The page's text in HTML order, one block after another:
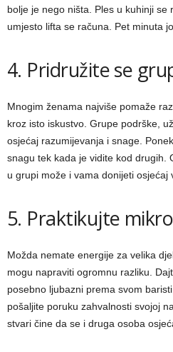
bolje je nego ništa. Ples u kuhinji
umjesto lifta se računa. Pet minuta
4. Pridružite se
Mnogim ženama najviše pomaže
kroz isto iskustvo. Grupe podrške,
osjećaj razumijevanja i snage.
snagu tek kada je vidite kod drugih.
u grupi može i vama donijeti osjećaj
5. Praktikujte
Možda nemate energije za velika
mogu napraviti ogromnu razliku.
posebno ljubazni prema svom
pošaljite poruku zahvalnosti svojoj
stvari čine da se i druga osoba